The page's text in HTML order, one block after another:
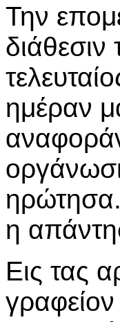
Την
ημέραν
ηρώτησα.
η
Εις τας